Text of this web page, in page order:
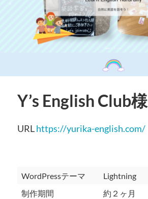
Y’s English Club様
URLhttps://yurika-english.com/
WordPressテーマ
Lightning
制作期間
約２ヶ月